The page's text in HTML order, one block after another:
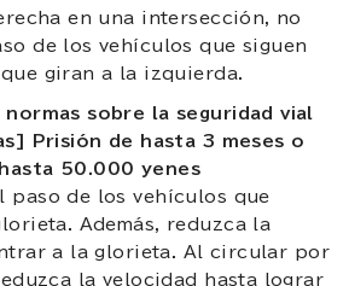
en una intersección, no
de los vehículos que siguen
giran a la izquierda.
sobre la seguridad vial
Prisión de hasta 3 meses o
50.000 yenes
paso de los vehículos que
Además, reduzca la
a la glorieta. Al circular por
la velocidad hasta lograr